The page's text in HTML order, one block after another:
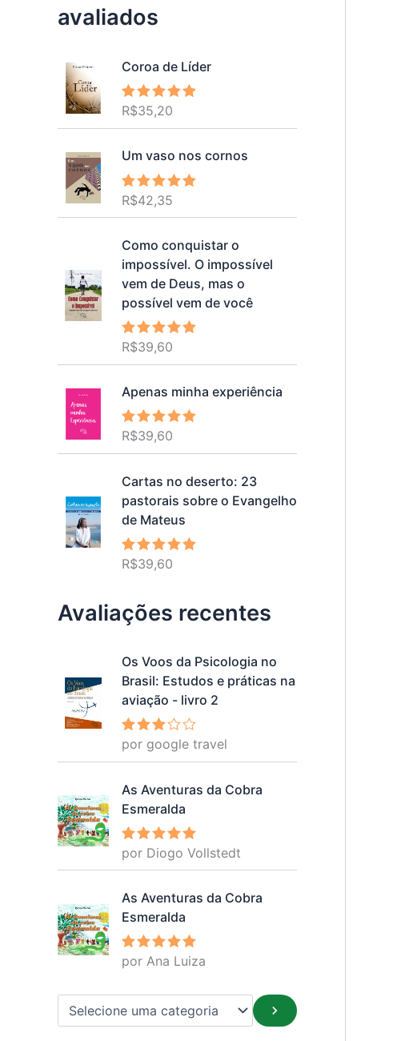
avaliados
Coroa de Líder
Avaliação
R$35,20
Um vaso nos cornos
Avaliação
de 5
R$42,35
Como conquistar o
impossível. O impossível
vem de Deus, mas o
possível vem de você
Avaliação
R$39,60
Apenas minha experiência
Avaliação
R$39,60
Cartas no deserto: 23
pastorais sobre o Evangelho
de Mateus
Avaliação
R$39,60
Avaliações recentes
Os Voos da Psicologia no
Brasil: Estudos e práticas na
aviação - livro 2
Avalia
ção 3
por google travel
As Aventuras da Cobra
Esmeralda
Avaliação
5
por Diogo Vollstedt
As Aventuras da Cobra
Esmeralda
Avaliação
5
por Ana Luiza